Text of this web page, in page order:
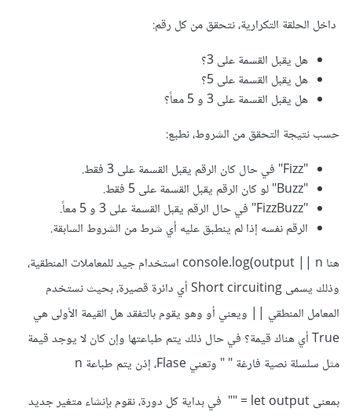
داخل الحلقة التكرارية، نتحقق من كل رقم:
هل يقبل القسمة على 3؟
هل يقبل القسمة على 5؟
هل يقبل القسمة على 3 و 5 معاً؟
حسب نتيجة التحقق من الشروط، نطبع:
"Fizz" في حال كان الرقم يقبل القسمة على 3 فقط.
"Buzz" لو كان الرقم يقبل القسمة على 5 فقط.
"FizzBuzz" في حال الرقم يقبل القسمة على 3 و 5 معاً.
الرقم نفسه إذا لم ينطبق عليه أي شرط من الشروط السابقة.
هنا console.log(output || n استخدام جيد للمعاملات المنطقية،
وذلك يسمى Short circuiting أي دائرة قصيرة، بحيث نستخدم
المعامل المنطقي || ويعني أو وهو يقوم بالتفقد هل القيمة الأولى هي
True أي هناك قيمة؟ في حال ذلك يتم طباعتها وإن كان لا يوجد قيمة
مثل سلسلة نصية فارغة " " وتعني Flase، إذن يتم طباعة n
بمعنى let output = "" في بداية كل دورة، نقوم بإنشاء متغير جديد